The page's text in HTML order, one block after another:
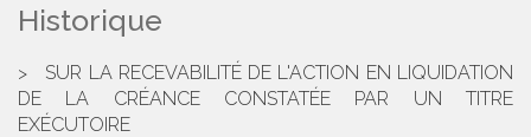
Historique
SUR LA RECEVABILITÉ DE L'ACTION EN LIQUIDATION
DE LA CRÉANCE CONSTATÉE PAR UN TITRE
EXÉCUTOIRE